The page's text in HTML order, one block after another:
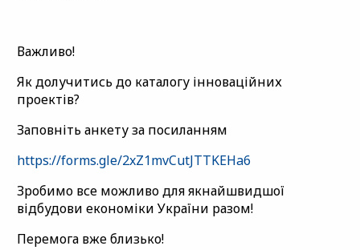
Важливо!
Як долучитись до каталогу інноваційних
проектів?
Заповніть анкету за посиланням
https://forms.gle/2xZ1mvCutJTTKEHa6
Зробимо все можливо для якнайшвидшої
відбудови економіки України разом!
Перемога вже близько!